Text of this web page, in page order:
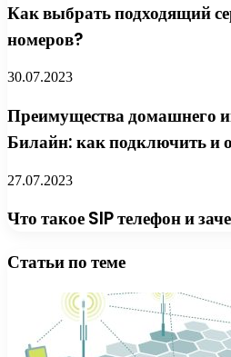
Как выбрать подходящий
номеров?
30.07.2023
Преимущества домашнего
Билайн: как подключить и
27.07.2023
Что такое SIP телефон и
Статьи по теме